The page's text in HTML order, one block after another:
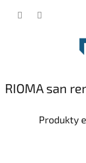
RIOMA san
Produkty